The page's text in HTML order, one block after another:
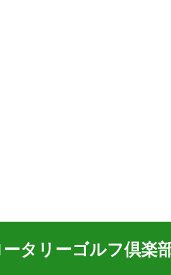
ータリーゴルフ倶楽